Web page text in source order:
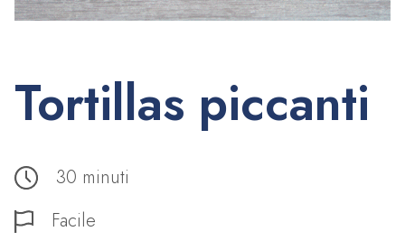
Tortillas piccanti
30 minuti
Facile